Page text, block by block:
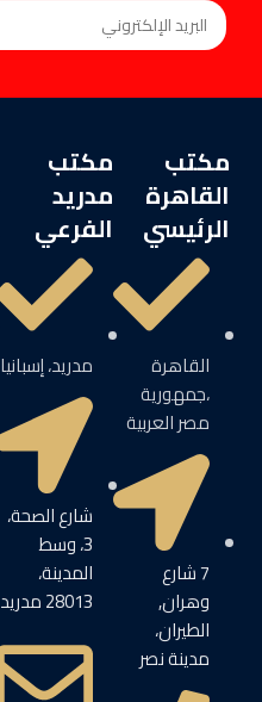
مكتب
القاهرة
الرئيسي
القاهرة
،جمهورية
مصر العربية
7 شارع
وهران,
الطيران،
مدينة نصر
مكتب
مدريد
الفرعي
مدريد، إسبانيا
شارع الصحة،
3، وسط
المدينة،
28013 مدريد